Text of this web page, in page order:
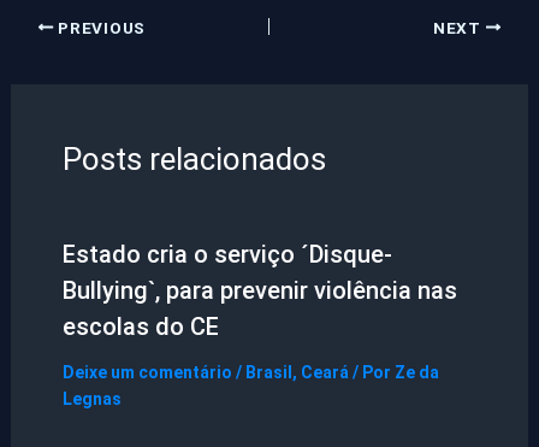
PREVIOUS NEXT
Posts relacionados
Estado cria o serviço ´Disque-
Bullying`, para prevenir violência nas
escolas do CE
Deixe um comentário / Brasil, Ceará / Por Ze da
Legnas